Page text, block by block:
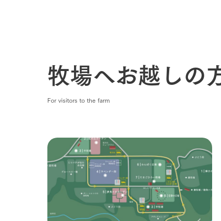
牧場へお越しの
For visitors to the farm